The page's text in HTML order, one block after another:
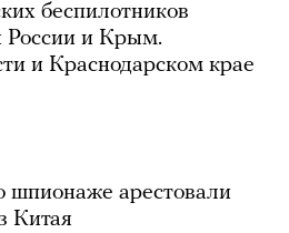
беспилотников
России и Крым.
и Краснодарском крае
шпионаже арестовали
Китая